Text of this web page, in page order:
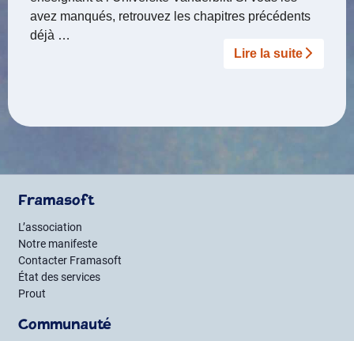
avez manqués, retrouvez les chapitres précédents
déjà …
Lire la suite­­
Framasoft
L’association
Notre manifeste
Contacter Framasoft
État des services
Prout
Communauté